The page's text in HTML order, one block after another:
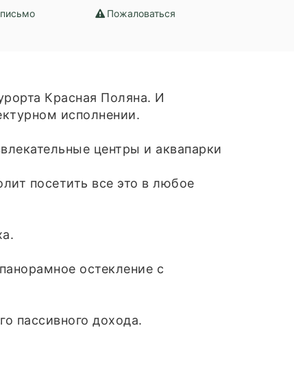
Пожаловаться
Красная Поляна. И
исполнении.
центры и аквапарки
посетить все это в любое
остекление с
пассивного дохода.